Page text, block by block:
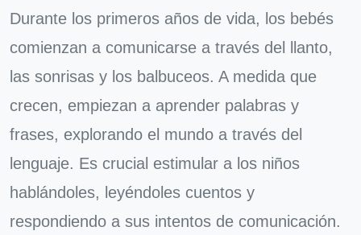
Durante los primeros años de vida, los bebés
comienzan a comunicarse a través del llanto,
las sonrisas y los balbuceos. A medida que
crecen, empiezan a aprender palabras y
frases, explorando el mundo a través del
lenguaje. Es crucial estimular a los niños
hablándoles, leyéndoles cuentos y
respondiendo a sus intentos de comunicación.